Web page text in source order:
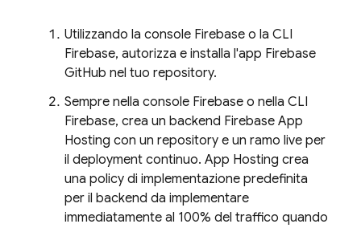
Utilizzando la console Firebase o la CLI
Firebase, autorizza e installa l'app Firebase
GitHub nel tuo repository.
Sempre nella console Firebase o nella CLI
Firebase, crea un backend Firebase App
Hosting con un repository e un ramo live per
il deployment continuo. App Hosting crea
una policy di implementazione predefinita
per il backend da implementare
immediatamente al 100% del traffico quando